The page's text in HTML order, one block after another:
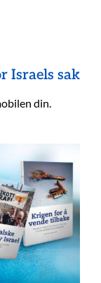
Israels sak
din.